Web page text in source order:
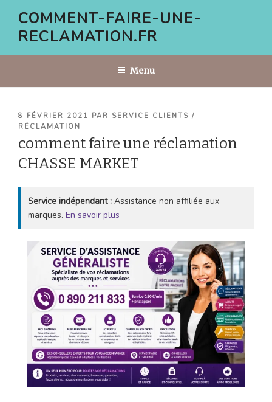
contenu
COMMENT-FAIRE-UNE-
RECLAMATION.FR
Menu
PUBLIÉ
LE
8 FÉVRIER 2021 PAR SERVICE CLIENTS /
RÉCLAMATION
comment faire une réclamation
CHASSE MARKET
Service indépendant : Assistance non affiliée aux
marques. En savoir plus